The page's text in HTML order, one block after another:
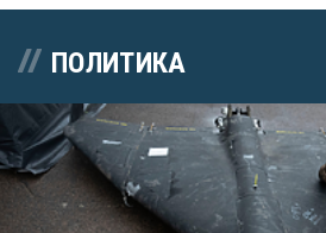
ПОЛИТИКА